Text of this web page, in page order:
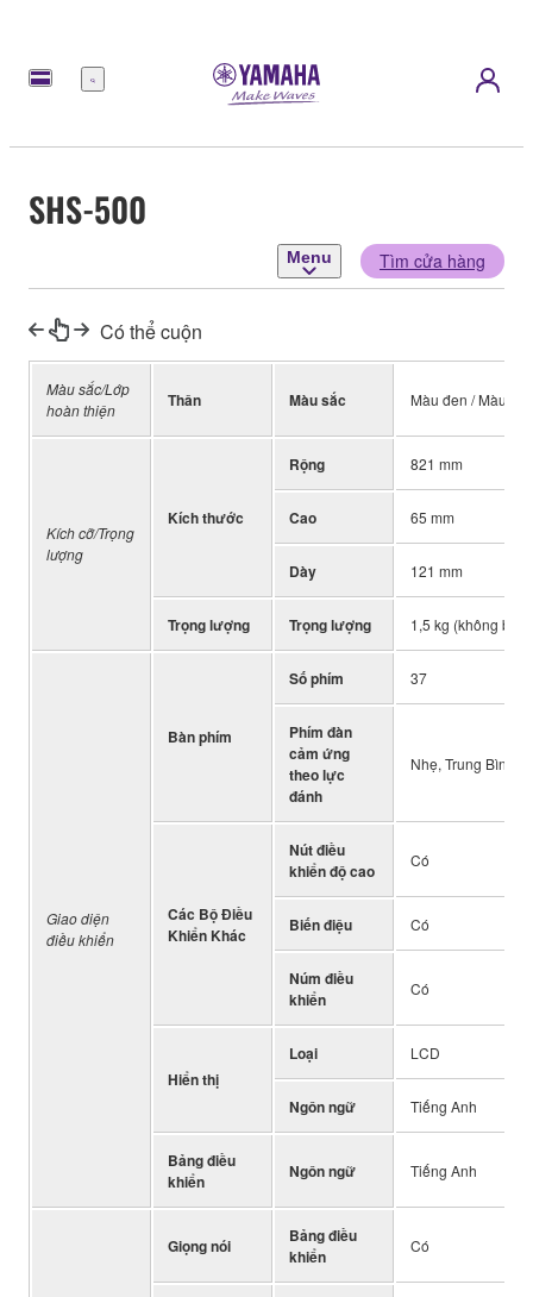
Menu
SHS-500
Menu Tìm cửa hàng
Có thể cuộn
Màu sắc/Lớp
hoàn thiện
Thân Màu sắc Màu đen / Màu đỏ
Kích cỡ/Trọng
lượng
Kích thước
Rộng 821 mm
Cao 65 mm
Dày 121 mm
Trọng lượng Trọng lượng 1,5 kg (không bao
Giao diện
điều khiển
Bàn phím
Số phím 37
Phím đàn
cảm ứng
theo lực
đánh
Nhẹ, Trung Bình,
Các Bộ Điều
Khiển Khác
Nút điều
khiển độ cao
Có
Biến điệu Có
Núm điều
khiển
Có
Hiển thị
Loại LCD
Ngôn ngữ Tiếng Anh
Bảng điều
khiển
Ngôn ngữ Tiếng Anh
Giọng nói
Bảng điều
khiển
Có